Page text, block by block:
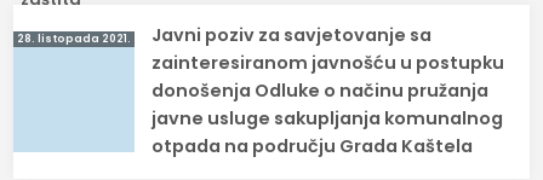
Navigacija
28. listopada 2021.
Javni poziv za savjetovanje sa
zainteresiranom javnošću u postupku
donošenja Odluke o načinu pružanja
javne usluge sakupljanja komunalnog
otpada na području Grada Kaštela